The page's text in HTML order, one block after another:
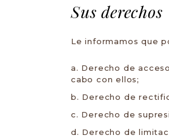
Sus derechos
Le informamos que
Derecho de
cabo con ellos;
Derecho de
Derecho de
Derecho de